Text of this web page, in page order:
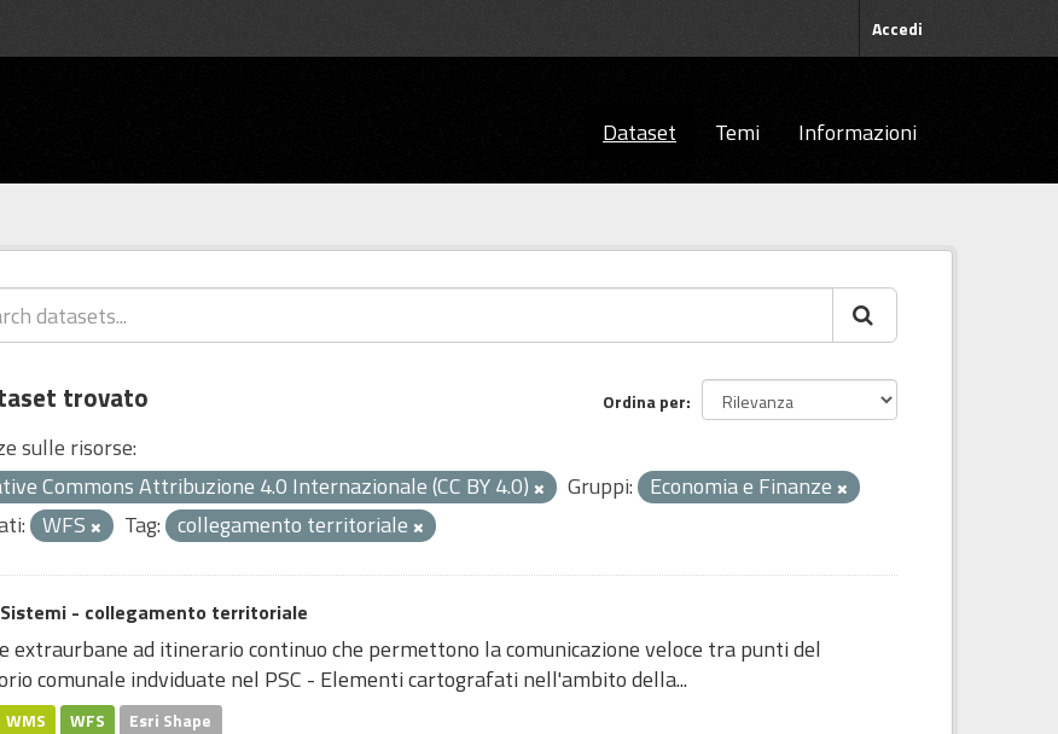
Accedi
Dataset Temi Informazioni
Ordina per
trovato
sulle risorse:
Commons Attribuzione 4.0 Internazionale (CC BY 4.0)
Gruppi: Economia e Finanze
WFS Tag: collegamento territoriale
Sistemi - collegamento territoriale
extraurbane ad itinerario continuo che permettono la comunicazione veloce tra punti del
comunale indviduate nel PSC - Elementi cartografati nell'ambito della...
WMS WFS Esri Shape